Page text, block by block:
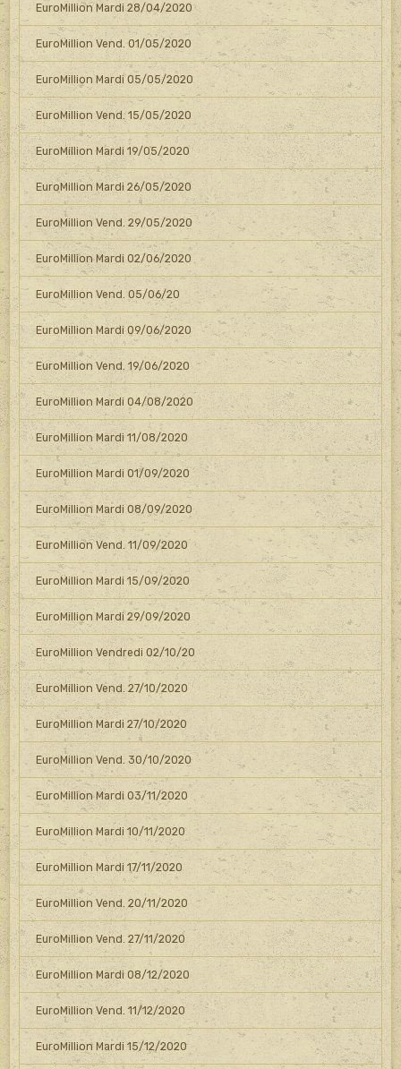
EuroMillion Mardi 28/04/2020
EuroMillion Vend. 01/05/2020
EuroMillion Mardi 05/05/2020
EuroMillion Vend. 15/05/2020
EuroMillion Mardi 19/05/2020
EuroMillion Mardi 26/05/2020
EuroMillion Vend. 29/05/2020
EuroMillion Mardi 02/06/2020
EuroMillion Vend. 05/06/20
EuroMillion Mardi 09/06/2020
EuroMillion Vend. 19/06/2020
EuroMillion Mardi 04/08/2020
EuroMillion Mardi 11/08/2020
EuroMillion Mardi 01/09/2020
EuroMillion Mardi 08/09/2020
EuroMillion Vend. 11/09/2020
EuroMillion Mardi 15/09/2020
EuroMillion Mardi 29/09/2020
EuroMillion Vendredi 02/10/20
EuroMillion Vend. 27/10/2020
EuroMillion Mardi 27/10/2020
EuroMillion Vend. 30/10/2020
EuroMillion Mardi 03/11/2020
EuroMillion Mardi 10/11/2020
EuroMillion Mardi 17/11/2020
EuroMillion Vend. 20/11/2020
EuroMillion Vend. 27/11/2020
EuroMillion Mardi 08/12/2020
EuroMillion Vend. 11/12/2020
EuroMillion Mardi 15/12/2020